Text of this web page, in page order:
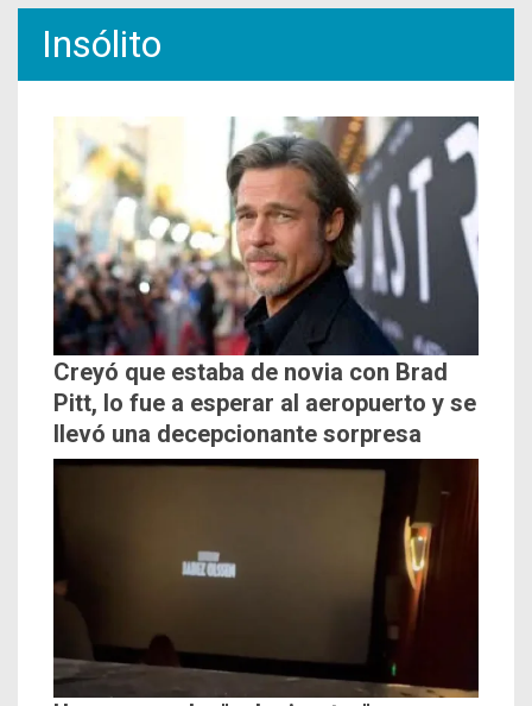
Insólito
Creyó que estaba de novia con Brad
Pitt, lo fue a esperar al aeropuerto y se
llevó una decepcionante sorpresa